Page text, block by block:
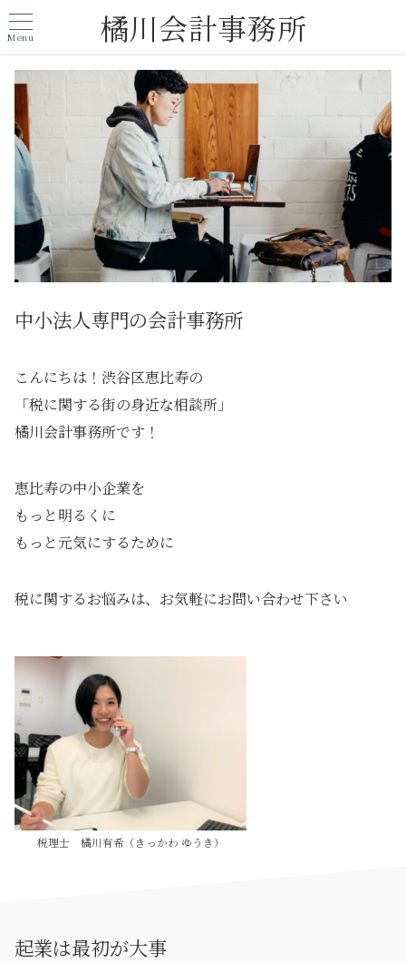
Menu 橘川会計事務所
中小法人専門の会計事務所
こんにちは！渋谷区恵比寿の
「税に関する街の身近な相談所」
橘川会計事務所です！
恵比寿の中小企業を
もっと明るくに
もっと元気にするために
税に関するお悩みは、お気軽にお問い合わせ下さい
税理士 橘川有希（きっかわ ゆうき）
起業は最初が大事